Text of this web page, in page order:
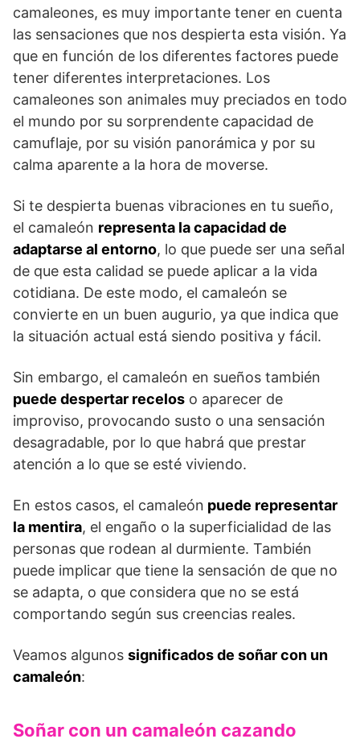
camaleones, es muy importante tener en cuenta
las sensaciones que nos despierta esta visión. Ya
que en función de los diferentes factores puede
tener diferentes interpretaciones. Los
camaleones son animales muy preciados en todo
el mundo por su sorprendente capacidad de
camuflaje, por su visión panorámica y por su
calma aparente a la hora de moverse.
Si te despierta buenas vibraciones en tu sueño,
el camaleón representa la capacidad de
adaptarse al entorno, lo que puede ser una señal
de que esta calidad se puede aplicar a la vida
cotidiana. De este modo, el camaleón se
convierte en un buen augurio, ya que indica que
la situación actual está siendo positiva y fácil.
Sin embargo, el camaleón en sueños también
puede despertar recelos o aparecer de
improviso, provocando susto o una sensación
desagradable, por lo que habrá que prestar
atención a lo que se esté viviendo.
En estos casos, el camaleón puede representar
la mentira, el engaño o la superficialidad de las
personas que rodean al durmiente. También
puede implicar que tiene la sensación de que no
se adapta, o que considera que no se está
comportando según sus creencias reales.
Veamos algunos significados de soñar con un
camaleón:
Soñar con un camaleón cazando